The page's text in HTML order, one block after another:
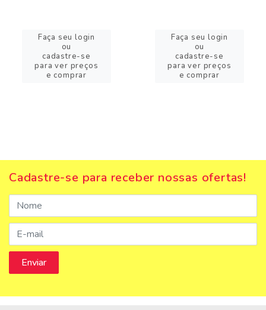
Faça seu login
ou
cadastre-se
para ver preços
e comprar
Faça seu login
ou
cadastre-se
para ver preços
e comprar
Cadastre-se para receber nossas ofertas!